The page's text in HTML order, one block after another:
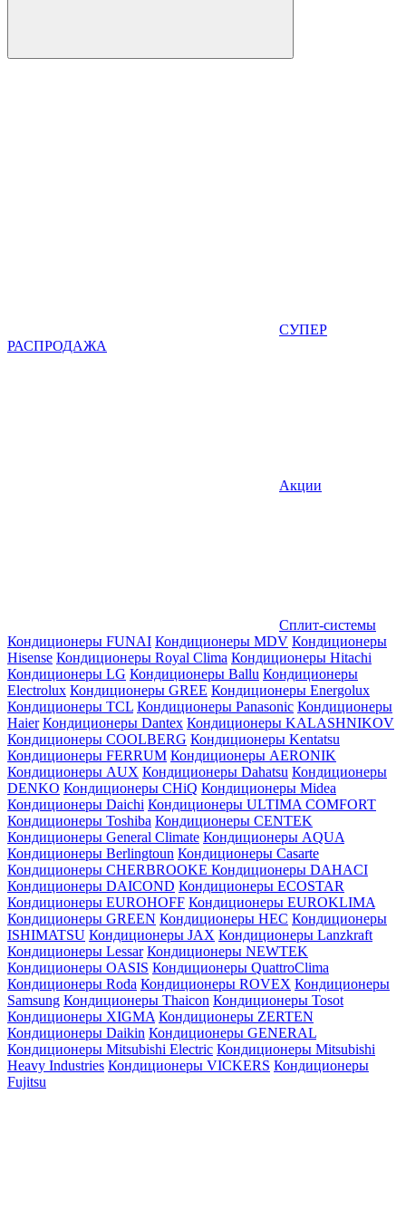
СУПЕР
РАСПРОДАЖА
Акции
Сплит-системы
Кондиционеры FUNAI Кондиционеры MDV Кондиционеры
Hisense Кондиционеры Royal Clima Кондиционеры Hitachi
Кондиционеры LG Кондиционеры Ballu Кондиционеры
Electrolux Кондиционеры GREE Кондиционеры Energolux
Кондиционеры TCL Кондиционеры Panasonic Кондиционеры
Haier Кондиционеры Dantex Кондиционеры KALASHNIKOV
Кондиционеры СOOLBERG Кондиционеры Kentatsu
Кондиционеры FERRUM Кондиционеры AERONIK
Кондиционеры AUX Кондиционеры Dahatsu Кондиционеры
DENKO Кондиционеры CHiQ Кондиционеры Midea
Кондиционеры Daichi Кондиционеры ULTIMA COMFORT
Кондиционеры Toshiba Кондиционеры CENTEK
Кондиционеры General Climate Кондиционеры AQUA
Кондиционеры Berlingtoun Кондиционеры Casarte
Кондиционеры CHERBROOKE Кондиционеры DAHACI
Кондиционеры DAICOND Кондиционеры ECOSTAR
Кондиционеры EUROHOFF Кондиционеры EUROKLIMA
Кондиционеры GREEN Кондиционеры HEC Кондиционеры
ISHIMATSU Кондиционеры JAX Кондиционеры Lanzkraft
Кондиционеры Lessar Кондиционеры NEWTEK
Кондиционеры OASIS Кондиционеры QuattroClima
Кондиционеры Roda Кондиционеры ROVEX Кондиционеры
Samsung Кондиционеры Thaicon Кондиционеры Tosot
Кондиционеры XIGMA Кондиционеры ZERTEN
Кондиционеры Daikin Кондиционеры GENERAL
Кондиционеры Mitsubishi Electric Кондиционеры Mitsubishi
Heavy Industries Кондиционеры VICKERS Кондиционеры
Fujitsu